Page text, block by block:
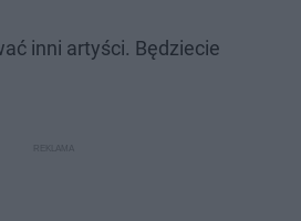
inni artyści. Będziecie